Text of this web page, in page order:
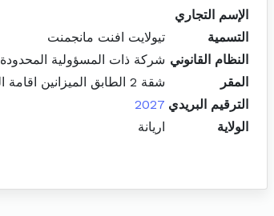
الإسم التجاري
التسمية
تيولايت افنت مانجمنت
النظام القانوني شركة ذات المسؤولية المحدودة
المقر
شقة 2 الطابق الميزانين اقامة الياسمين النصر 2 اريانة المدينة
الترقيم البريدي 2027
الولاية
اريانة